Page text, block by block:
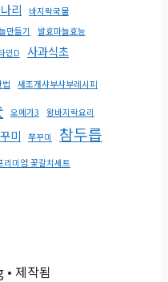
리
바지락국물
만들기 발효마늘효능
민D 사과식초
새조개샤부샤부레시피
오메가3 왕바지락요리
미 쭈꾸미 참두릅
리미엄 꽃갈치세트
• 제작됨